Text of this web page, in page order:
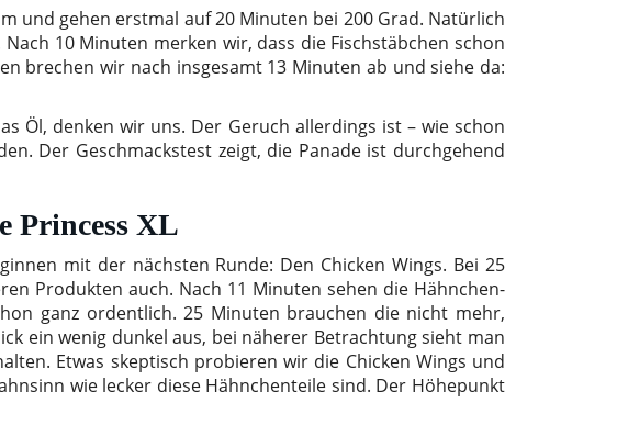
und gehen erstmal auf 20 Minuten bei 200 Grad. Natürlich
10 Minuten merken wir, dass die Fischstäbchen schon
brechen wir nach insgesamt 13 Minuten ab und siehe da:
Öl, denken wir uns. Der Geruch allerdings ist – wie schon
Der Geschmackstest zeigt, die Panade ist durchgehend
Princess XL
mit der nächsten Runde: Den Chicken Wings. Bei 25
Produkten auch. Nach 11 Minuten sehen die Hähnchen-
ganz ordentlich. 25 Minuten brauchen die nicht mehr,
ein wenig dunkel aus, bei näherer Betrachtung sieht man
Etwas skeptisch probieren wir die Chicken Wings und
wie lecker diese Hähnchenteile sind. Der Höhepunkt